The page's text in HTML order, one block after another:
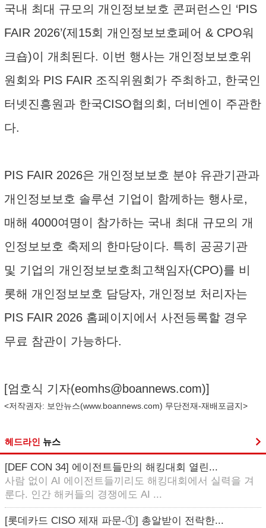
국내 최대 규모의 개인정보보호 콘퍼런스인 ‘PIS
FAIR 2026’(제15회 개인정보보호페어 & CPO워
크숍)이 개최된다. 이번 행사는 개인정보보호위
원회와 PIS FAIR 조직위원회가 주최하고, 한국인
터넷진흥원과 한국CISO협의회, 더비엔이 주관한
다.
PIS FAIR 2026은 개인정보보호 분야 유관기관과
개인정보보호 솔루션 기업이 함께하는 행사로,
매해 4000여명이 참가하는 국내 최대 규모의 개
인정보보호 축제의 한마당이다. 특히 공공기관
및 기업의 개인정보보호최고책임자(CPO)를 비
롯해 개인정보보호 담당자, 개인정보 처리자는
PIS FAIR 2026 홈페이지에서 사전등록할 경우
무료 참관이 가능하다.
[엄호식 기자(eomhs@boannews.com)]
<저작권자: 보안뉴스(www.boannews.com) 무단전재-재배포금지>
헤드라인 뉴스
[DEF CON 34] 에이전트들만의 해킹대회 열린...
사람 없이 AI 에이전트들끼리도 해킹대회에서 실력을 겨
룬다. 인간 해커들의 경쟁에도 AI ...
[롯데카드 CISO 제재 파문-①] 총알받이 전락한...